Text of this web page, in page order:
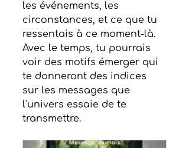
les événements, les
circonstances, et ce que tu
ressentais à ce moment-là.
Avec le temps, tu pourrais
voir des motifs émerger qui
te donneront des indices
sur les messages que
l'univers essaie de te
transmettre.